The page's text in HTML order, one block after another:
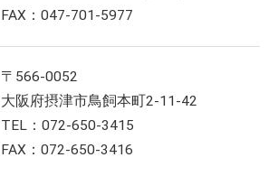
FAX：047-701-5977
〒566-0052
大阪府摂津市鳥飼本町2-11-42
TEL：072-650-3415
FAX：072-650-3416